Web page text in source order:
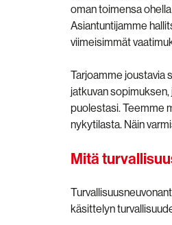
oman toimensa
Asiantuntijamme
viimeisimmät
Tarjoamme joustavia
jatkuvan
puolestasi. Teemme
nykytilasta. Näin
Mitä
käsittelyn